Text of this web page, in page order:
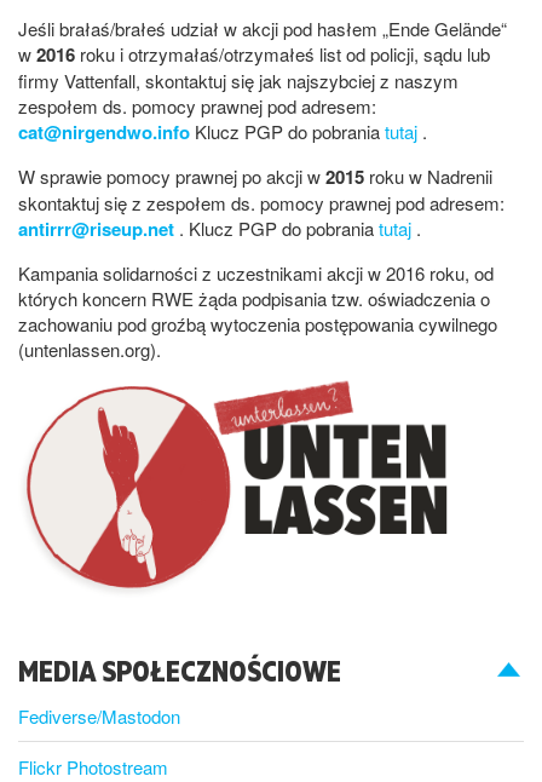
Jeśli brałaś/brałeś udział w akcji pod hasłem „Ende Gelände“
w2016 roku i otrzymałaś/otrzymałeś list od policji, sądu lub
firmy Vattenfall, skontaktuj się jak najszybciej z naszym
zespołem ds. pomocy prawnej pod adresem:
cat@nirgendwo.info Klucz PGP do pobraniatutaj .
W sprawie pomocy prawnej po akcji w2015 roku w Nadrenii
skontaktuj się z zespołem ds. pomocy prawnej pod adresem:
antirrr@riseup.net . Klucz PGP do pobraniatutaj .
Kampania solidarności z uczestnikami akcji w 2016 roku, od
których koncern RWE żąda podpisania tzw. oświadczenia o
zachowaniu pod groźbą wytoczenia postępowania cywilnego
(untenlassen.org).
MEDIA SPOŁECZNOŚCIOWE
Fediverse/Mastodon
Flickr Photostream